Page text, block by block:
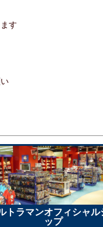
す
トラマンオフィシャル
ップ